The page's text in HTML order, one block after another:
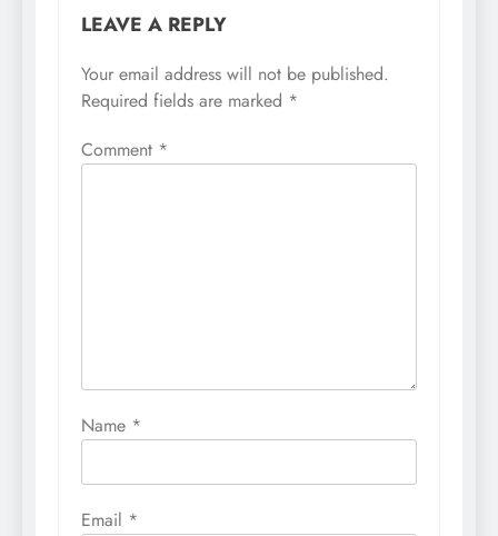
LEAVE A REPLY
Your email address will not be published.
Required fields are marked *
Comment *
Name *
Email *